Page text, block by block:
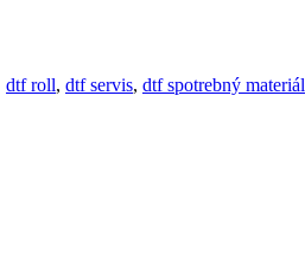
dtf roll, dtf servis, dtf spotrebný materiál